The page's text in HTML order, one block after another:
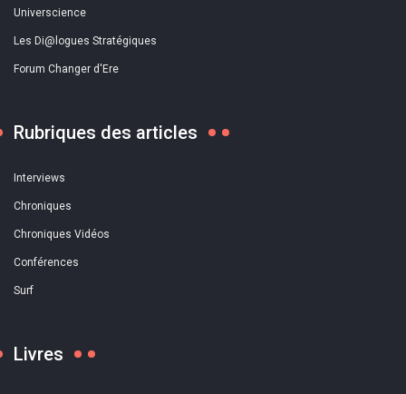
Universcience
Les Di@logues Stratégiques
Forum Changer d'Ere
Rubriques des articles
Interviews
Chroniques
Chroniques Vidéos
Conférences
Surf
Livres